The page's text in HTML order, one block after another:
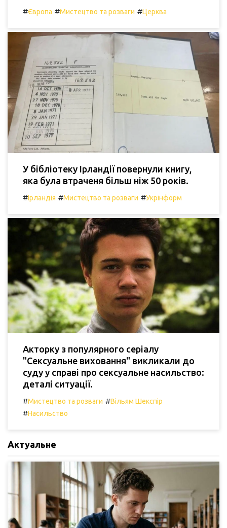
#Європа #Мистецтво та розваги #Церква
У бібліотеку Ірландії повернули книгу,
яка була втраченя більш ніж 50 років.
#Ірландія #Мистецтво та розваги #Укрінформ
Акторку з популярного серіалу
"Сексуальне виховання" викликали до
суду у справі про сексуальне насильство:
деталі ситуації.
#Мистецтво та розваги #Вільям Шекспір
#Насильство
Актуальне